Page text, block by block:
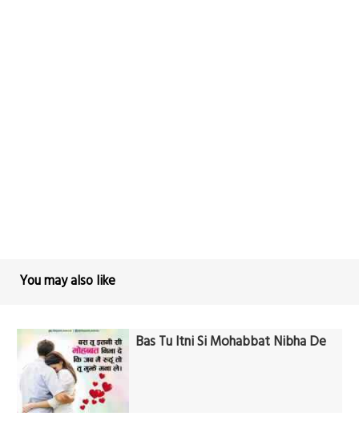
You may also like
Bas Tu Itni Si Mohabbat Nibha De